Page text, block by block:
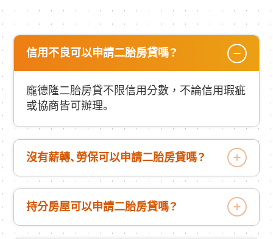
信用不良可以申請二胎房貸嗎？
龐德隆二胎房貸不限信用分數，不論信用瑕疵
或協商皆可辦理。
沒有薪轉、勞保可以申請二胎房貸嗎？
持分房屋可以申請二胎房貸嗎？